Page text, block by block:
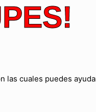
cuales puedes